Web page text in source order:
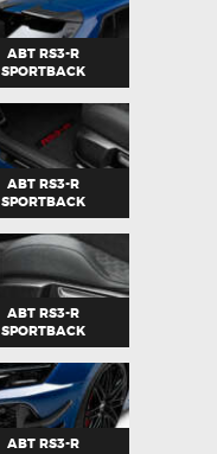
ABT RS3-R
SPORTBACK
ABT RS3-R
SPORTBACK
ABT RS3-R
SPORTBACK
ABT RS3-R